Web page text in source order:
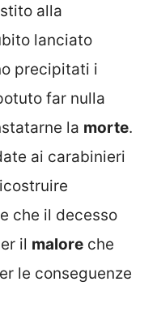
alla
lanciato
precipitati i
far nulla
la morte.
ai carabinieri
che il decesso
il malore che
le conseguenze